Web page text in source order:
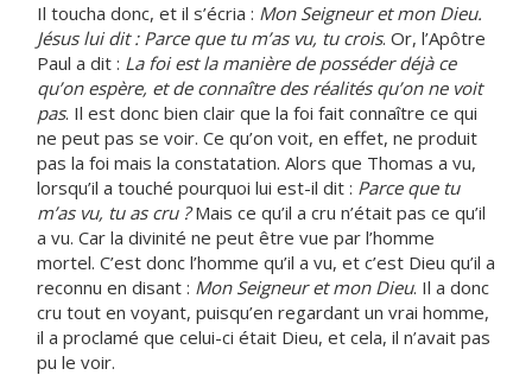
Il toucha donc, et il s’écria : Mon Seigneur et mon Dieu.
Jésus lui dit : Parce que tu m’as vu, tu crois. Or, l’Apôtre
Paul a dit : La foi est la manière de posséder déjà ce
qu’on espère, et de connaître des réalités qu’on ne voit
pas. Il est donc bien clair que la foi fait connaître ce qui
ne peut pas se voir. Ce qu’on voit, en effet, ne produit
pas la foi mais la constatation. Alors que Thomas a vu,
lorsqu’il a touché pourquoi lui est-il dit : Parce que tu
m’as vu, tu as cru ?Mais ce qu’il a cru n’était pas ce qu’il
a vu. Car la divinité ne peut être vue par l’homme
mortel. C’est donc l’homme qu’il a vu, et c’est Dieu qu’il a
reconnu en disant : Mon Seigneur et mon Dieu. Il a donc
cru tout en voyant, puisqu’en regardant un vrai homme,
il a proclamé que celui-ci était Dieu, et cela, il n’avait pas
pu le voir.